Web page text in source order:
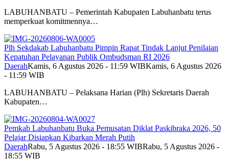
LABUHANBATU – Pemerintah Kabupaten Labuhanbatu terus
memperkuat komitmennya…
Plh Sekdakab Labuhanbatu Pimpin Rapat Tindak Lanjut Penilaian
Kepatuhan Pelayanan Publik Ombudsman RI 2026
DaerahKamis, 6 Agustus 2026 - 11:59 WIBKamis, 6 Agustus 2026
- 11:59 WIB
LABUHANBATU – Pelaksana Harian (Plh) Sekretaris Daerah
Kabupaten…
Pemkab Labuhanbatu Buka Pemusatan Diklat Paskibraka 2026, 50
Pelajar Disiapkan Kibarkan Merah Putih
DaerahRabu, 5 Agustus 2026 - 18:55 WIBRabu, 5 Agustus 2026 -
18:55 WIB